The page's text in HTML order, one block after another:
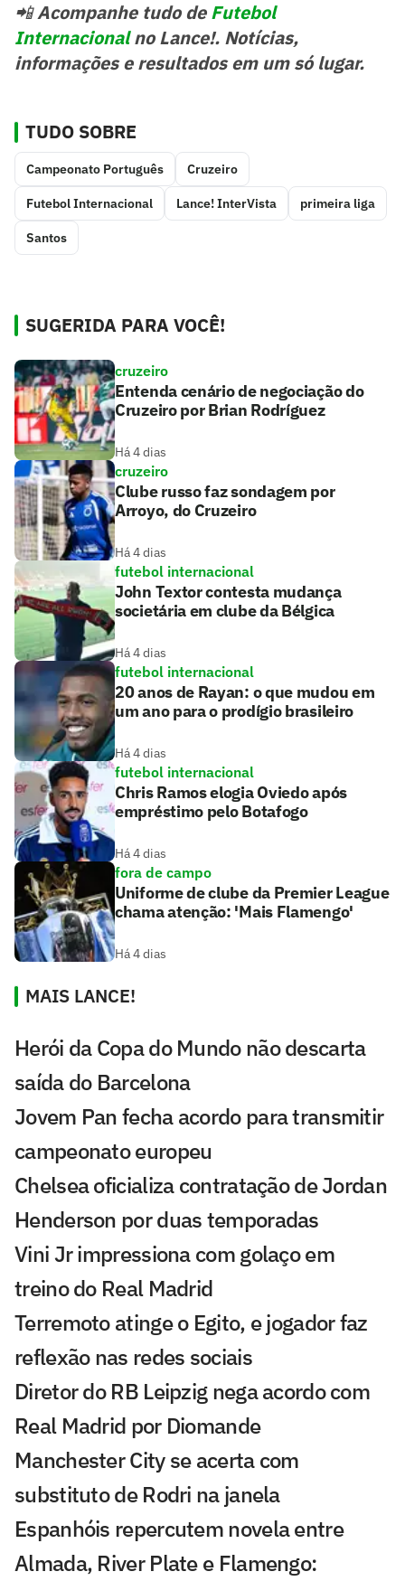
📲Acompanhe tudo deFutebol
Internacionalno Lance!. Notícias,
informações e resultados em um só lugar.
TUDO SOBRE
Campeonato Português Cruzeiro
Futebol Internacional Lance! InterVista primeira liga
Santos
SUGERIDA PARA VOCÊ!
cruzeiro
Entenda cenário de negociação do
Cruzeiro por Brian Rodríguez
Há 4 dias
cruzeiro
Clube russo faz sondagem por
Arroyo, do Cruzeiro
Há 4 dias
futebol internacional
John Textor contesta mudança
societária em clube da Bélgica
Há 4 dias
futebol internacional
20 anos de Rayan: o que mudou em
um ano para o prodígio brasileiro
Há 4 dias
futebol internacional
Chris Ramos elogia Oviedo após
empréstimo pelo Botafogo
Há 4 dias
fora de campo
Uniforme de clube da Premier League
chama atenção: 'Mais Flamengo'
Há 4 dias
MAIS LANCE!
Herói da Copa do Mundo não descarta
saída do Barcelona
Jovem Pan fecha acordo para transmitir
campeonato europeu
Chelsea oficializa contratação de Jordan
Henderson por duas temporadas
Vini Jr impressiona com golaço em
treino do Real Madrid
Terremoto atinge o Egito, e jogador faz
reflexão nas redes sociais
Diretor do RB Leipzig nega acordo com
Real Madrid por Diomande
Manchester City se acerta com
substituto de Rodri na janela
Espanhóis repercutem novela entre
Almada, River Plate e Flamengo: